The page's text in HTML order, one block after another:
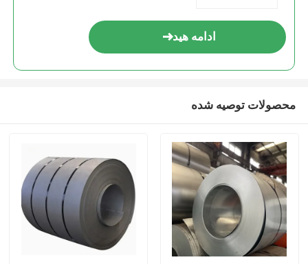
ادامه هید
محصولات توصیه شده